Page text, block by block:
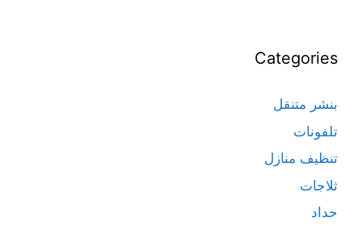
Categories
بنشر متنقل
تلفونات
تنظيف منازل
ثلاجات
حداد